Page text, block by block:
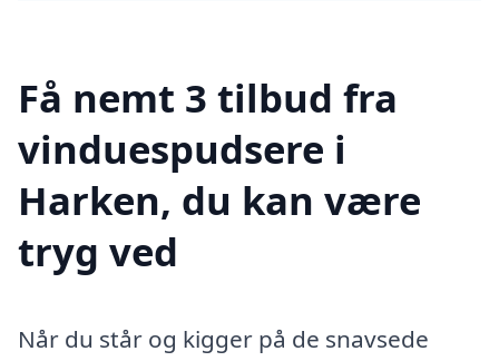
Få nemt 3 tilbud fra
vinduespudsere i
Harken, du kan være
tryg ved
Når du står og kigger på de snavsede